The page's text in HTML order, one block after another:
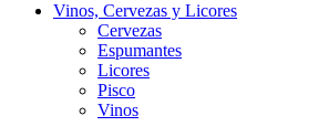
Vinos, Cervezas y Licores
Cervezas
Espumantes
Licores
Pisco
Vinos